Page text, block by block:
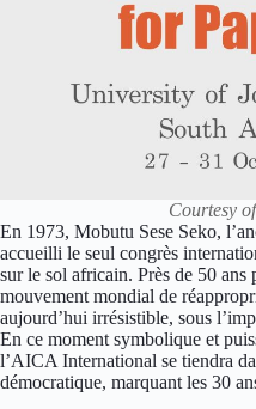
Courtesy
En 1973, Mobutu Sese Seko,
accueilli le seul congrès
sur le sol africain. Près de 50
mouvement mondial de
aujourd’hui irrésistible, sous
En ce moment symbolique et
l’AICA International se tiendra
démocratique, marquant les 30